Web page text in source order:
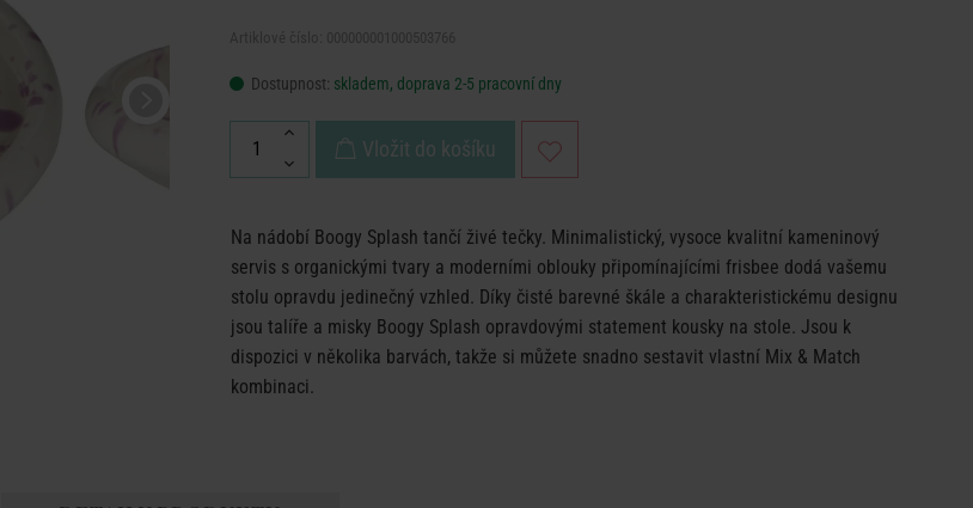
Dostupnost: skladem, doprava 2-5 pracovní dny
Vložit do košíku
Na nádobí Boogy Splash tančí živé tečky. Minimalistický, vysoce kvalitní kameninový
servis s organickými tvary a moderními oblouky připomínajícími frisbee dodá vašemu
stolu opravdu jedinečný vzhled. Díky čisté barevné škále a charakteristickému designu
jsou talíře a misky Boogy Splash opravdovými statement kousky na stole. Jsou k
dispozici v několika barvách, takže si můžete snadno sestavit vlastní Mix & Match
kombinaci.